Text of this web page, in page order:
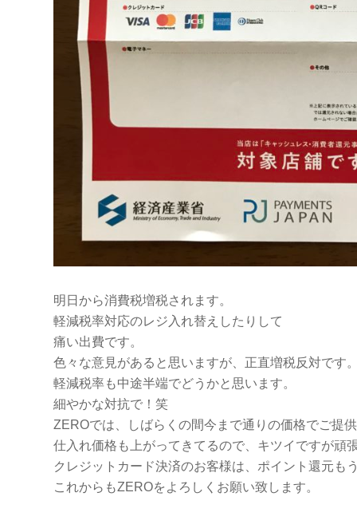
明日から消費税増税されます。
軽減税率対応のレジ入れ替えしたりして
痛い出費です。
色々な意見があると思いますが、正直増税反対です。
軽減税率も中途半端でどうかと思います。
細やかな対抗で！笑
ZEROでは、しばらくの間今まで通りの価格でご提供
仕入れ価格も上がってきてるので、キツイですが頑
クレジットカード決済のお客様は、ポイント還元も
これからもZEROをよろしくお願い致します。